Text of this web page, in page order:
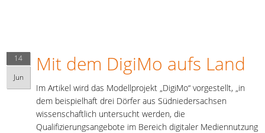
14
Jun
Mit dem DigiMo aufs Land
Im Artikel wird das Modellprojekt „DigiMo“ vorgestellt, „in
dem beispielhaft drei Dörfer aus Südniedersachsen
wissenschaftlich untersucht werden, die
Qualifizierungsangebote im Bereich digitaler Mediennutzung